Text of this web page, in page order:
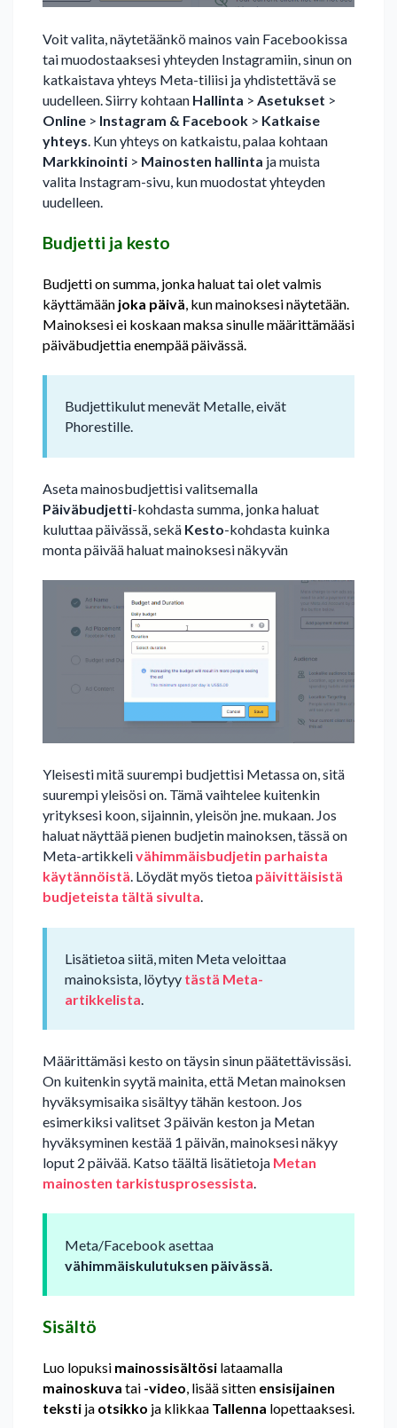
Voit valita, näytetäänkö mainos vain Facebookissa
tai muodostaaksesi yhteyden Instagramiin, sinun on
katkaistava yhteys Meta-tiliisi ja yhdistettävä se
uudelleen. Siirry kohtaan Hallinta > Asetukset >
Online > Instagram & Facebook > Katkaise
yhteys . Kun yhteys on katkaistu, palaa kohtaan
Markkinointi > Mainosten hallinta ja muista
valita Instagram-sivu, kun muodostat yhteyden
uudelleen.
Budjetti ja kesto
Budjetti on summa, jonka haluat tai olet valmis
käyttämään joka päivä, kun mainoksesi näytetään.
Mainoksesi ei koskaan maksa sinulle määrittämääsi
päiväbudjettia enempää päivässä.
Budjettikulut menevät Metalle, eivät
Phorestille.
Aseta mainosbudjettisi valitsemalla
Päiväbudjetti-kohdasta summa, jonka haluat
kuluttaa päivässä, sekä Kesto-kohdasta kuinka
monta päivää haluat mainoksesi näkyvän
Yleisesti mitä suurempi budjettisi Metassa on, sitä
suurempi yleisösi on. Tämä vaihtelee kuitenkin
yrityksesi koon, sijainnin, yleisön jne. mukaan. Jos
haluat näyttää pienen budjetin mainoksen, tässä on
Meta-artikkelivähimmäisbudjetin parhaista
käytännöistä. Löydät myös tietoa päivittäisistä
budjeteista tältä sivulta.
Lisätietoa siitä, miten Meta veloittaa
mainoksista, löytyy tästä Meta-
artikkelista.
Määrittämäsi kesto on täysin sinun päätettävissäsi.
On kuitenkin syytä mainita, että Metan mainoksen
hyväksymisaika sisältyy tähän kestoon. Jos
esimerkiksi valitset 3 päivän keston ja Metan
hyväksyminen kestää 1 päivän, mainoksesi näkyy
loput 2 päivää. Katso täältä lisätietoja Metan
mainosten tarkistusprosessista.
Meta/Facebook asettaa
vähimmäiskulutuksen päivässä.
Sisältö
Luo lopuksi mainossisältösi lataamalla
mainoskuva tai -video, lisää sitten ensisijainen
teksti ja otsikko ja klikkaa Tallenna lopettaaksesi.